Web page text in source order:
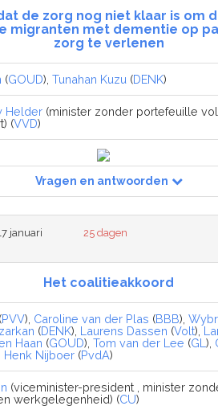
de zorg nog niet klaar is om
migranten met dementie op
zorg te verlenen
(GOUD), Tunahan Kuzu (DENK)
Helder (minister zonder portefeuille
(VVD)
Vragen en antwoorden
januari
25 dagen
Het coalitieakkoord
(PVV), Caroline van der Plas (BBB),
(DENK), Laurens Dassen (Volt),
Haan (GOUD), Tom van der Lee (GL ),
Henk Nijboer (PvdA)
(viceminister-president , minister
werkgelegenheid) (CU)